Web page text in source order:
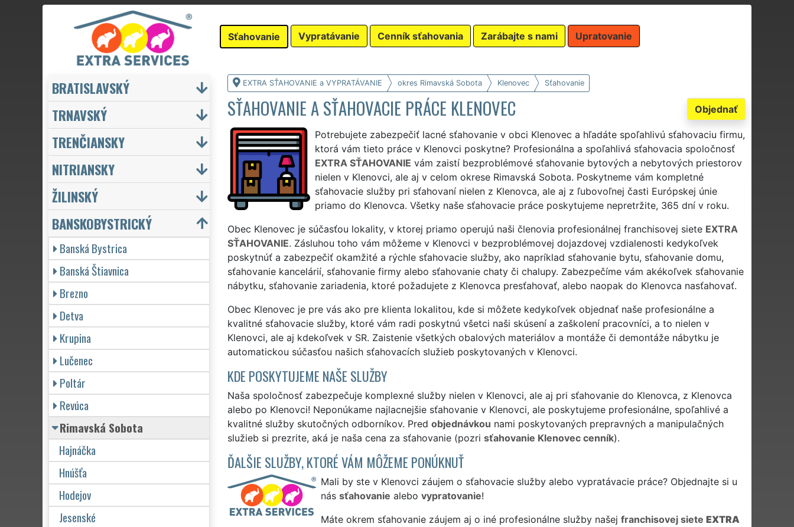
Sťahovanie Vypratávanie Cenník sťahovania Zarábajte s nami Upratovanie
EXTRA SŤAHOVANIE a VYPRATÁVANIE okres Rimavská Sobota Klenovec Sťahovanie
Objednať
SŤAHOVANIE A SŤAHOVACIE PRÁCE KLENOVEC
Potrebujete zabezpečiť lacné sťahovanie v obci Klenovec a hľadáte spoľahlivú sťahovaciu firmu,
ktorá vám tieto práce v Klenovci poskytne? Profesionálna a spoľahlivá sťahovacia spoločnosť
EXTRA SŤAHOVANIE vám zaistí bezproblémové sťahovanie bytových a nebytových priestorov
nielen v Klenovci, ale aj v celom okrese Rimavská Sobota. Poskytneme vám kompletné
sťahovacie služby pri sťahovaní nielen z Klenovca, ale aj z ľubovoľnej časti Európskej únie
priamo do Klenovca. Všetky naše sťahovacie práce poskytujeme nepretržite, 365 dní v roku.
Obec Klenovec je súčasťou lokality, v ktorej priamo operujú naši členovia profesionálnej franchisovej siete EXTRA
SŤAHOVANIE. Zásluhou toho vám môžeme v Klenovci v bezproblémovej dojazdovej vzdialenosti kedykoľvek
poskytnúť a zabezpečiť okamžité a rýchle sťahovacie služby, ako napríklad sťahovanie bytu, sťahovanie domu,
sťahovanie kancelárií, sťahovanie firmy alebo sťahovanie chaty či chalupy. Zabezpečíme vám akékoľvek sťahovanie
nábytku, sťahovanie zariadenia, ktoré požadujete z Klenovca presťahovať, alebo naopak do Klenovca nasťahovať.
Obec Klenovec je pre vás ako pre klienta lokalitou, kde si môžete kedykoľvek objednať naše profesionálne a
kvalitné sťahovacie služby, ktoré vám radi poskytnú všetci naši skúsení a zaškolení pracovníci, a to nielen v
Klenovci, ale aj kdekoľvek v SR. Zaistenie všetkých obalových materiálov a montáže či demontáže nábytku je
automatickou súčasťou našich sťahovacích služieb poskytovaných v Klenovci.
KDE POSKYTUJEME NAŠE SLUŽBY
Naša spoločnosť zabezpečuje komplexné služby nielen v Klenovci, ale aj pri sťahovanie do Klenovca, z Klenovca
alebo po Klenovci! Neponúkame najlacnejšie sťahovanie v Klenovci, ale poskytujeme profesionálne, spoľahlivé a
kvalitné služby skutočných odborníkov. Pred objednávkou nami poskytovaných prepravných a manipulačných
služieb si prezrite, aká je naša cena za sťahovanie (pozri sťahovanie Klenovec cenník).
ĎALŠIE SLUŽBY, KTORÉ VÁM MÔŽEME PONÚKNUŤ
Mali by ste v Klenovci záujem o sťahovacie služby alebo vypratávacie práce? Objednajte si u
nás sťahovanie alebo vypratovanie!
Máte okrem sťahovanie záujem aj o iné profesionálne služby našej franchisovej siete EXTRA
BRATISLAVSKÝ
TRNAVSKÝ
TRENČIANSKY
NITRIANSKY
ŽILINSKÝ
BANSKOBYSTRICKÝ
Banská Bystrica
Banská Štiavnica
Brezno
Detva
Krupina
Lučenec
Poltár
Revúca
Rimavská Sobota
Hajnáčka
Hnúšťa
Hodejov
Jesenské